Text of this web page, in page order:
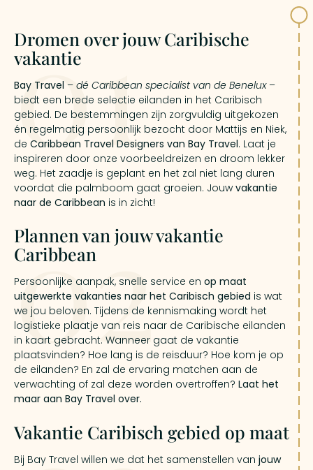
01
Dromen over jouw Caribische
vakantie
Bay Travel – dé Caribbean specialist van de Benelux–
biedt een brede selectie eilanden in het Caribisch
gebied. De bestemmingen zijn zorgvuldig uitgekozen
én regelmatig persoonlijk bezocht door Mattijs en Niek,
de Caribbean Travel Designers van Bay Travel. Laat je
inspireren door onze voorbeeldreizen en droom lekker
weg. Het zaadje is geplant en het zal niet lang duren
voordat die palmboom gaat groeien. Jouw vakantie
naar de Caribbean is in zicht!
02
Plannen van jouw vakantie
Caribbean
Persoonlijke aanpak, snelle service en op maat
uitgewerkte vakanties naar het Caribisch gebied is wat
we jou beloven. Tijdens de kennismaking wordt het
logistieke plaatje van reis naar de Caribische eilanden
in kaart gebracht. Wanneer gaat de vakantie
plaatsvinden? Hoe lang is de reisduur? Hoe kom je op
de eilanden? En zal de ervaring matchen aan de
verwachting of zal deze worden overtroffen? Laat het
maar aan Bay Travel over.
Vakantie Caribisch gebied op maat
Bij Bay Travel willen we dat het samenstellen van jouw